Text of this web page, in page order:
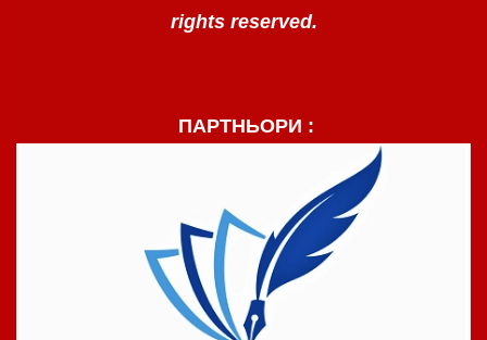
rights reserved.
ПАРТНЬОРИ :